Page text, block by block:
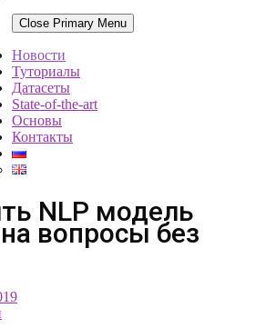
Close Primary Menu
Новости
Туториалы
Датасеты
State-of-the-art
Основы
Контакты
NLP модель
вопросы без